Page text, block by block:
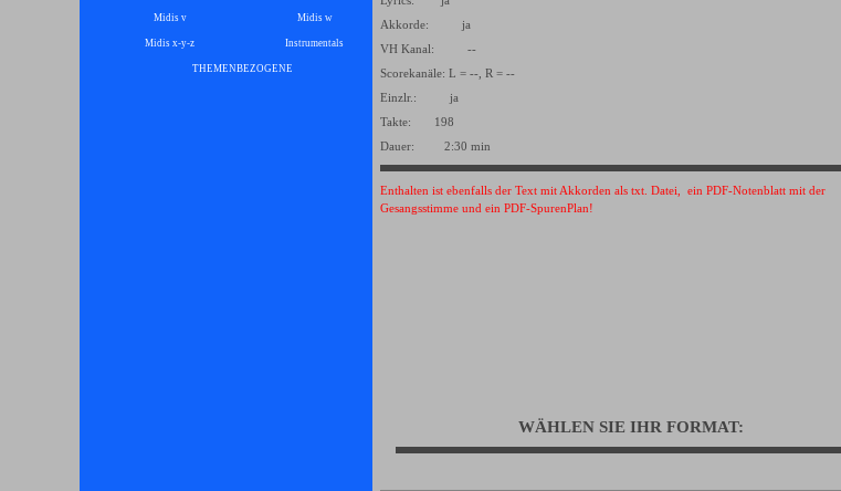
Midis v Midis w
Midis x-y-z Instrumentals
THEMENBEZOGENE ▼
Akkorde: ja
VH Kanal: --
Scorekanäle: L = --, R = --
Einzlr.: ja
Takte: 198
Dauer: 2:30 min
Enthalten ist ebenfalls der Text mit Akkorden als txt. Datei, ein PDF-Notenblatt mit der
Gesangsstimme und ein PDF-SpurenPlan!
WÄHLEN SIE IHR FORMAT: